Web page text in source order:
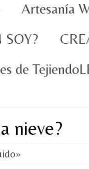
Artesanía
SOY?
de
nieve?